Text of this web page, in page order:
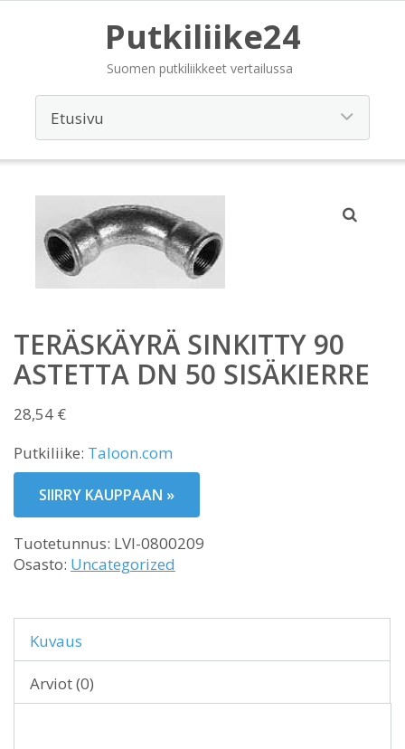
Putkiliike24
Suomen putkiliikkeet vertailussa
TERÄSKÄYRÄ SINKITTY 90
ASTETTA DN 50 SISÄKIERRE
28,54 €
Putkiliike: Taloon.com
SIIRRY KAUPPAAN »
Tuotetunnus: LVI-0800209
Osasto: Uncategorized
Kuvaus
Arviot (0)